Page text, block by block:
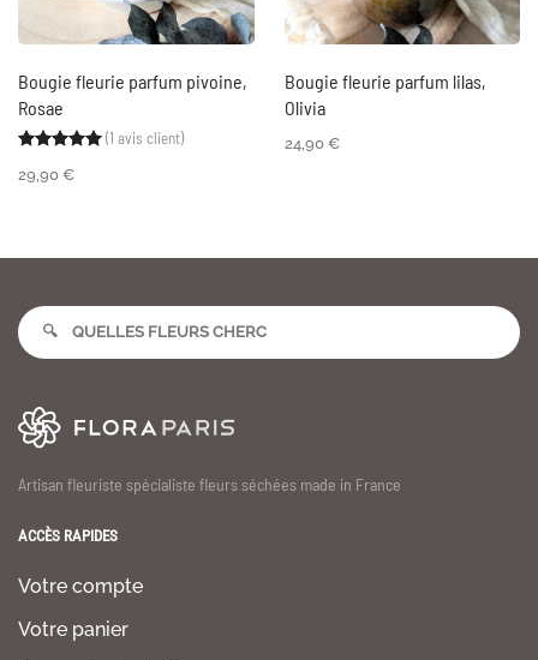
Bougie fleurie parfum pivoine,
Rosae
Noté 5.00sur 5 basé sur
1 notation client
(1 avis client)
29,90 €
Bougie fleurie parfum lilas,
Olivia
24,90 €
Artisan fleuriste spécialiste fleurs séchées made in France
ACCÈS RAPIDES
Votre compte
Votre panier